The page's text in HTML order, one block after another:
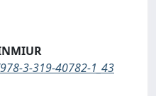
3-319-40782-1_43